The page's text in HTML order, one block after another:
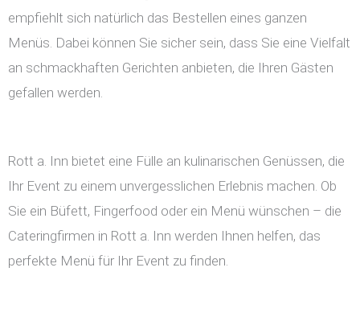
empfiehlt sich natürlich das Bestellen eines ganzen
Menüs. Dabei können Sie sicher sein, dass Sie eine Vielfalt
an schmackhaften Gerichten anbieten, die Ihren Gästen
gefallen werden.
Rott a. Inn bietet eine Fülle an kulinarischen Genüssen, die
Ihr Event zu einem unvergesslichen Erlebnis machen. Ob
Sie ein Büfett, Fingerfood oder ein Menü wünschen – die
Cateringfirmen in Rott a. Inn werden Ihnen helfen, das
perfekte Menü für Ihr Event zu finden.